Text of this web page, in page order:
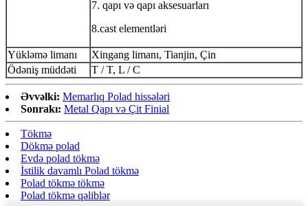
7. qapı və qapı aksesuarları
8.cast elementləri
Yükləmə limanı
Xingang limanı, Tianjin, Çin
Ödəniş müddəti
T / T, L / C
Əvvəlki: Memarlıq Polad hissələri
Sonrakı: Metal Qapı və Çit Finial
Tökmə
Dökmə polad
Evdə polad tökmə
İstilik davamlı Polad tökmə
Polad tökmə tökmə
Polad tökmə qəliblər